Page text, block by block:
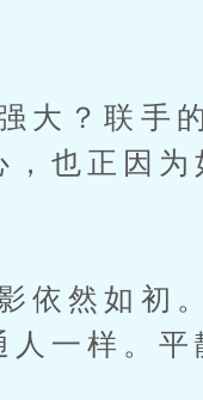
？联手
也正因为
然如初
一样。平